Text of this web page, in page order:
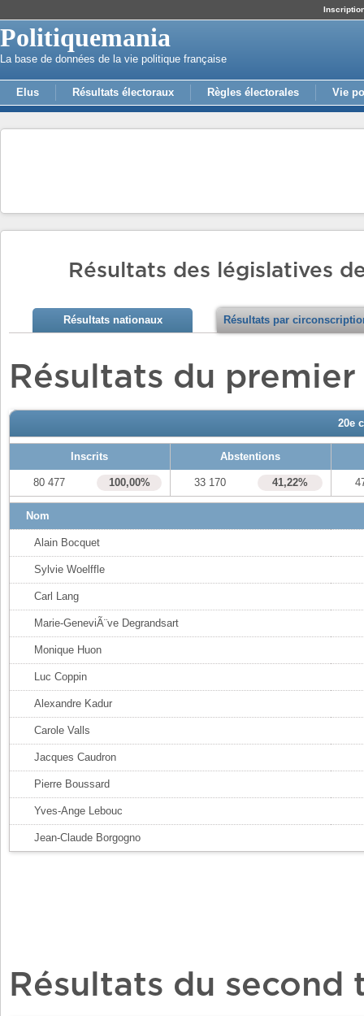
Politiquemania
La base de données de la vie politique française
Elus Résultats électoraux Règles électorales Vie
Résultats des législatives
Résultats nationaux Résultats par
Résultats du
20e
Inscrits Abstentions
80 477 100,00% 33 170 41,22%
Nom
Alain Bocquet
Sylvie Woelffle
Carl Lang
Marie-GeneviÃ¨ve Degrandsart
Monique Huon
Luc Coppin
Alexandre Kadur
Carole Valls
Jacques Caudron
Pierre Boussard
Yves-Ange Lebouc
Jean-Claude Borgogno
Résultats du second